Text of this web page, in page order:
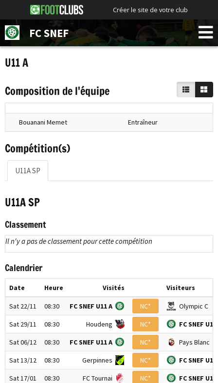
Créer le site de votre club
FC SNEF
U11 A
Composition de l'équipe
Bouanani Memet Entraîneur
Compétition(s)
U11A SP
U11A SP
Classement
Il n'y a pas de classement pour cette compétition
Calendrier
Date Heure Visités Visiteurs
Sat 22/11 08:30 FC SNEF U11 A NC* Olympic C
Sat 29/11 08:30 Houdeng NC* FC SNEF U11
Sat 06/12 08:30 FC SNEF U11 A NC* Pays Blanc
Sat 13/12 08:30 Gerpinnes NC* FC SNEF U11
Sat 17/01 08:30 FC Tournai NC* FC SNEF U11